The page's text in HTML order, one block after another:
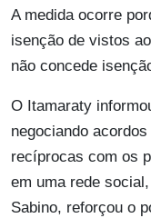
A medida ocorre
isenção de vistos
não concede
O Itamaraty
negociando
recíprocas com os
em uma rede
Sabino, reforçou o